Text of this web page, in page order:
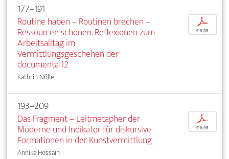
177–191
Routine haben – Routinen brechen –
Ressourcen schonen. Reflexionen zum
Arbeitsalltag im
Vermittlungsgeschehen der
documenta 12
Kathrin Nölle
p
€ 9,95
193–209
Das Fragment – Leitmetapher der
Moderne und Indikator für diskursive
Formationen in der Kunstvermittlung
Annika Hossain
p
€ 9,95